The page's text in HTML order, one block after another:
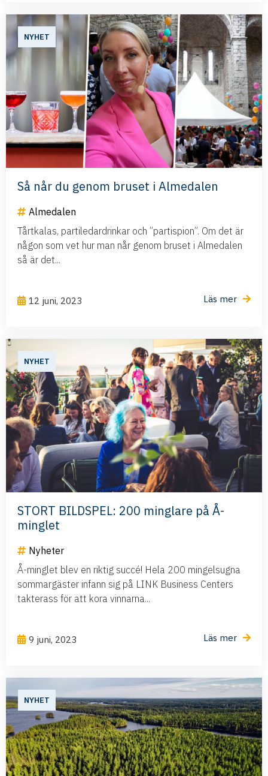
NYHET
Så når du genom bruset i Almedalen
Almedalen
Tårtkalas, partiledardrinkar och ”partispion”. Om det är
någon som vet hur man når genom bruset i Almedalen
så är det...
12 juni, 2023 Läs mer
NYHET
STORT BILDSPEL: 200 minglare på Å-
minglet
Nyheter
Å-minglet blev en riktig succé! Hela 200 mingelsugna
sommargäster infann sig på LINK Business Centers
takterass för att kora vinnarna...
9 juni, 2023 Läs mer
NYHET